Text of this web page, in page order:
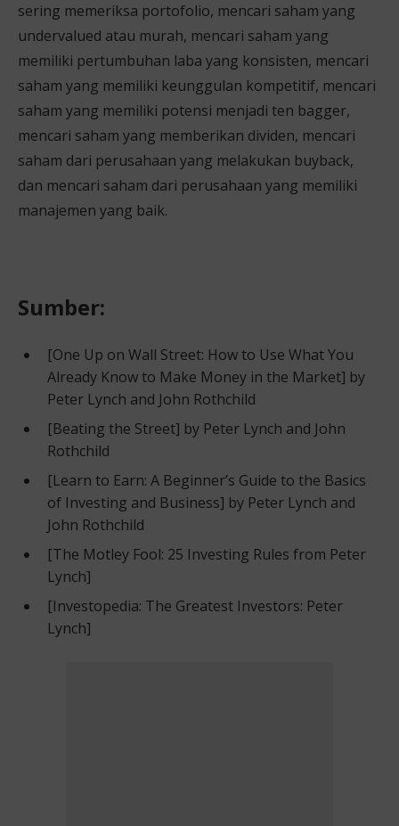
sering memeriksa portofolio, mencari saham yang
undervalued atau murah, mencari saham yang
memiliki pertumbuhan laba yang konsisten, mencari
saham yang memiliki keunggulan kompetitif, mencari
saham yang memiliki potensi menjadi ten bagger,
mencari saham yang memberikan dividen, mencari
saham dari perusahaan yang melakukan buyback,
dan mencari saham dari perusahaan yang memiliki
manajemen yang baik.
Sumber:
[One Up on Wall Street: How to Use What You
Already Know to Make Money in the Market] by
Peter Lynch and John Rothchild
[Beating the Street] by Peter Lynch and John
Rothchild
[Learn to Earn: A Beginner’s Guide to the Basics
of Investing and Business] by Peter Lynch and
John Rothchild
[The Motley Fool: 25 Investing Rules from Peter
Lynch]
[Investopedia: The Greatest Investors: Peter
Lynch]